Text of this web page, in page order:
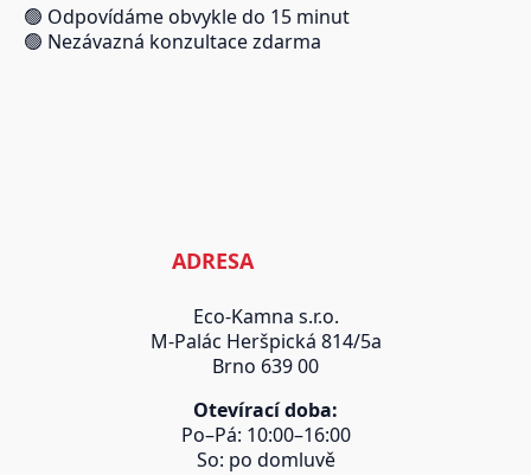
🟢 Odpovídáme obvykle do 15 minut
🟢 Nezávazná konzultace zdarma
ADRESA
Eco-Kamna s.r.o.
M-Palác Heršpická 814/5a
Brno 639 00
Otevírací doba:
Po–Pá: 10:00–16:00
So: po domluvě